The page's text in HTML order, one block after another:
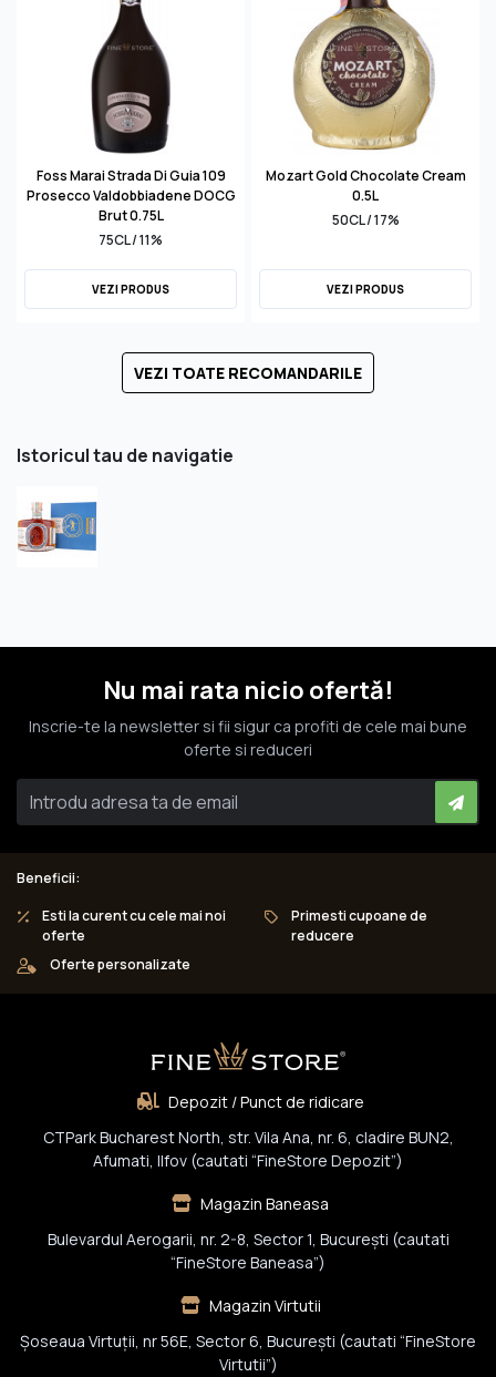
Foss Marai Strada Di Guia 109
Prosecco Valdobbiadene DOCG
Brut 0.75L
75CL / 11%
VEZI PRODUS
Mozart Gold Chocolate Cream
0.5L
50CL / 17%
VEZI PRODUS
VEZI TOATE RECOMANDARILE
Istoricul tau de navigatie
Nu mai rata nicio ofertă!
Inscrie-te la newsletter si fii sigur ca profiti de cele mai bune
oferte si reduceri
Beneficii:
Esti la curent cu cele mai noi
oferte
Primesti cupoane de
reducere
Oferte personalizate
Depozit / Punct de ridicare
CTPark Bucharest North, str. Vila Ana, nr. 6, cladire BUN2,
Afumati, Ilfov (cautati “FineStore Depozit”)
Magazin Baneasa
Bulevardul Aerogarii, nr. 2-8, Sector 1, Bucureşti (cautati
“FineStore Baneasa”)
Magazin Virtutii
Șoseaua Virtuții, nr 56E, Sector 6, București (cautati “FineStore
Virtutii”)